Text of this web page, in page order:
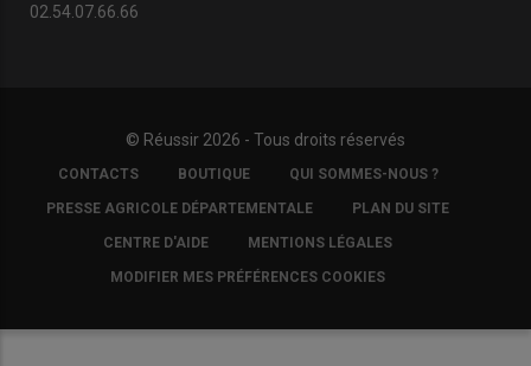
02.54.07.66.66
© Réussir 2026 - Tous droits réservés
FOOTER
COPYRIGHT
CONTACTS BOUTIQUE QUI SOMMES-NOUS ?
PRESSE AGRICOLE DÉPARTEMENTALE PLAN DU SITE
CENTRE D'AIDE MENTIONS LÉGALES
MODIFIER MES PRÉFÉRENCES COOKIES